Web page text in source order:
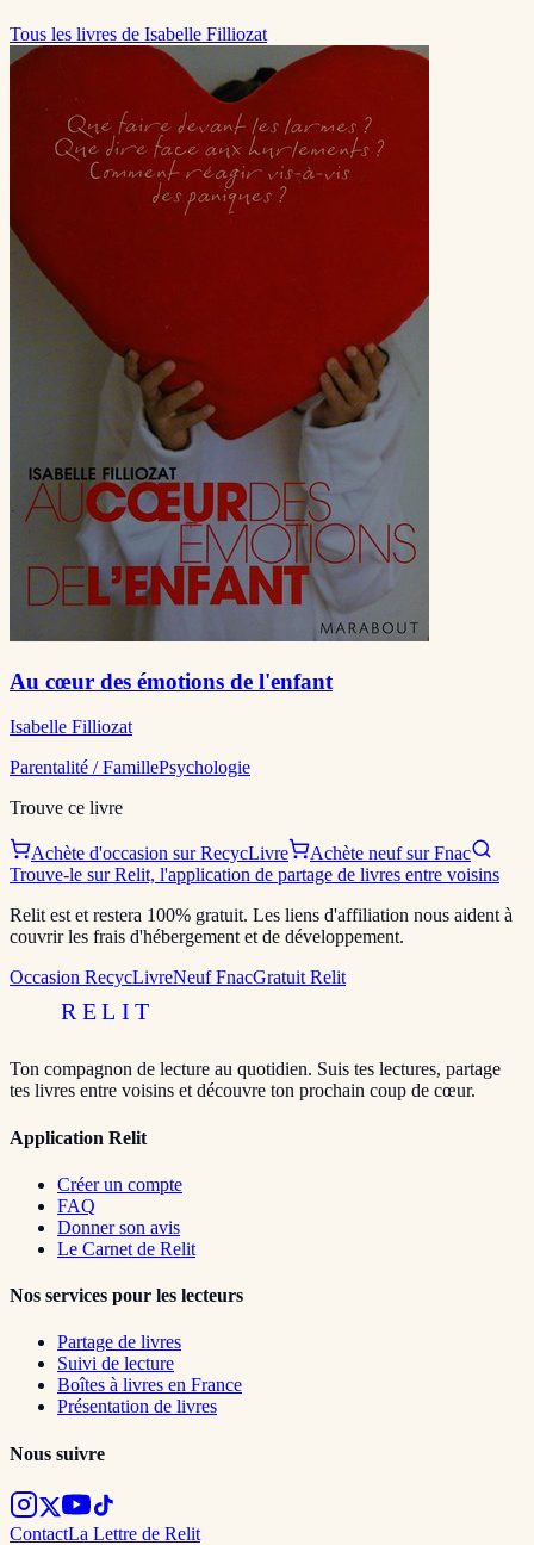
Tous les livres de Isabelle Filliozat
Au cœur des émotions de l'enfant
Isabelle Filliozat
Parentalité / FamillePsychologie
Trouve ce livre
Achète d'occasion sur RecycLivre
Achète neuf sur Fnac
Trouve-le sur Relit, l'application de partage de livres entre voisins
Relit est et restera 100% gratuit. Les liens d'affiliation nous aident à
couvrir les frais d'hébergement et de développement.
Occasion RecycLivreNeuf FnacGratuit Relit
RELIT
Ton compagnon de lecture au quotidien. Suis tes lectures, partage
tes livres entre voisins et découvre ton prochain coup de cœur.
Application Relit
Créer un compte
FAQ
Donner son avis
Le Carnet de Relit
Nos services pour les lecteurs
Partage de livres
Suivi de lecture
Boîtes à livres en France
Présentation de livres
Nous suivre
ContactLa Lettre de Relit